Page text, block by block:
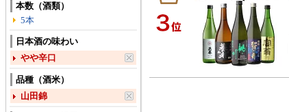
本数（酒類）
5本
日本酒の味わい
やや辛口
品種（酒米）
山田錦